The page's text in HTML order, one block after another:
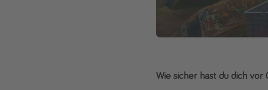
Wie sicher hast du dich